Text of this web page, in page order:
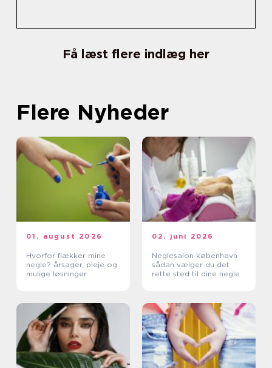
Få læst flere indlæg her
Flere Nyheder
01. august 2026
Hvorfor flækker mine
negle? årsager, pleje og
mulige løsninger
02. juni 2026
Neglesalon københavn
sådan vælger du det
rette sted til dine negle